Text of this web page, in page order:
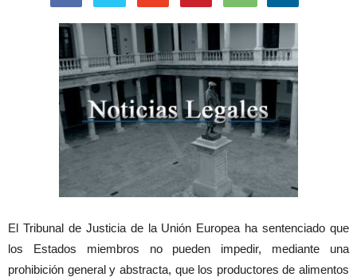
El Tribunal de Justicia de la Unión Europea ha sentenciado que
los Estados miembros no pueden impedir, mediante una
prohibición general y abstracta, que los productores de alimentos